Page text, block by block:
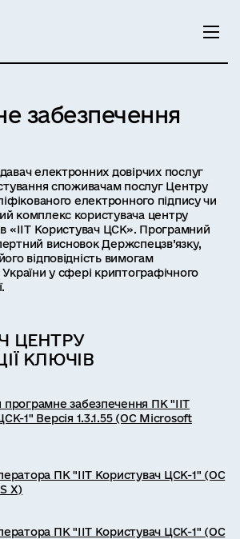
забезпечення
електронних довірчих послуг
споживачам послуг Центру
електронного підпису чи
комплекс користувача центру
«ІІТ Користувач ЦСК». Програмний
висновок Держспецзв’язку,
відповідність вимогам
у сфері криптографічного
ЦЕНТРУ
КЛЮЧІВ
забезпечення ПК "ІІТ
1" Версія 1.3.1.55 (ОС Microsoft
ПК "ІІТ Користувач ЦСК-1" (ОС
X)
ПК "ІІТ Користувач ЦСК-1" (ОС